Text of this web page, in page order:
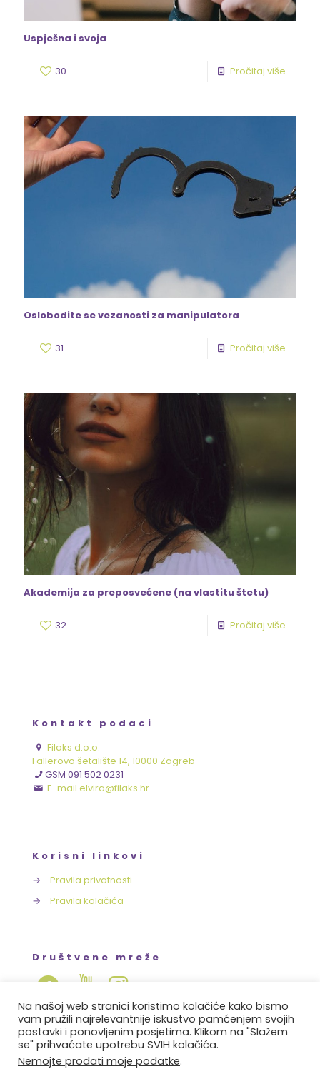
Uspješna i svoja
30 Pročitaj više
Oslobodite se vezanosti za manipulatora
31 Pročitaj više
Akademija za preposvećene (na vlastitu štetu)
32 Pročitaj više
Kontakt podaci
Filaks d.o.o.
Fallerovo šetalište 14, 10000 Zagreb
GSM 091 502 0231
E-mail elvira@filaks.hr
Korisni linkovi
→
Pravila privatnosti
→
Pravila kolačića
Društvene mreže
Copyright © 2021-2023 FILAKS.hr. Sva prava zadržana.
Na našoj web stranici koristimo kolačiće kako bismo
vam pružili najrelevantnije iskustvo pamćenjem svojih
postavki i ponovljenim posjetima. Klikom na "Slažem
se" prihvaćate upotrebu SVIH kolačića.
Nemojte prodati moje podatke.